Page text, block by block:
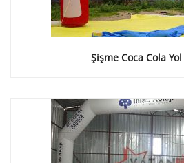
Şişme Coca Cola